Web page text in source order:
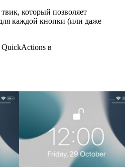
который позволяет
каждой кнопки (или даже
в